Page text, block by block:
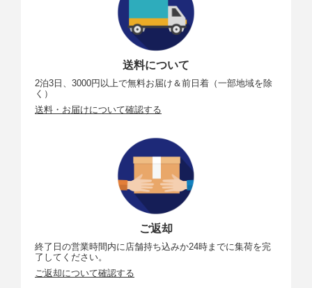
送料について
2泊3日、3000円以上で無料お届け＆前日着（一部地域を除
く）
送料・お届けについて確認する
ご返却
終了日の営業時間内に店舗持ち込みか24時までに集荷を完
了してください。
ご返却について確認する